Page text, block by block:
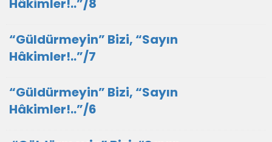
Hâkimler!..”/8
“Güldürmeyin” Bizi, “Sayın
Hâkimler!..”/7
“Güldürmeyin” Bizi, “Sayın
Hâkimler!..”/6